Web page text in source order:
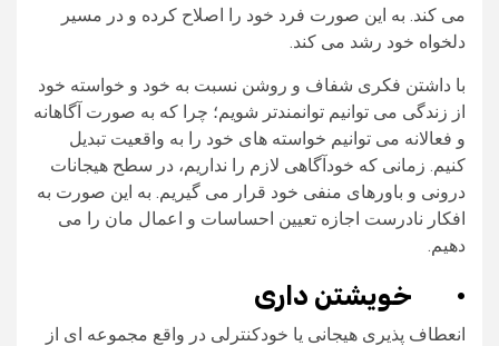
می‌ کند. به این صورت فرد خود را اصلاح کرده و در مسیر
دلخواه خود رشد می کند.
با داشتن فکری شفاف و روشن نسبت به خود و خواسته خود
از زندگی می توانیم توانمند‌تر شویم؛ چرا که به صورت آگاهانه
و فعالانه می‌ توانیم خواسته‌ های خود را به واقعیت تبدیل
کنیم. زمانی که خودآگاهی لازم را نداریم، در سطح هیجانات
درونی و باورهای منفی خود قرار می‌ گیریم. به این صورت به
افکار نادرست اجازه تعیین احساسات و اعمال مان را می‌
دهیم.
· خویشتن داری
انعطاف‌ پذیری هیجانی یا خودکنترلی در واقع مجموعه‌‌ ای از